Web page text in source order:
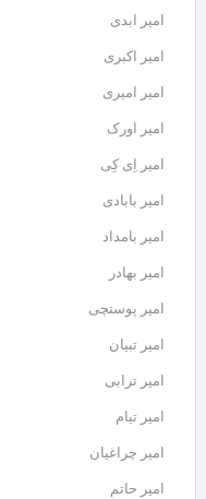
امیر ابدی
امیر اکبری
امیر امیری
امیر اورک
امیر اِی کِی
امیر بابادی
امیر بامداد
امیر بهادر
امیر پوستچی
امیر تبیان
امیر ترابی
امیر تیام
امیر چراغیان
امیر حاتم